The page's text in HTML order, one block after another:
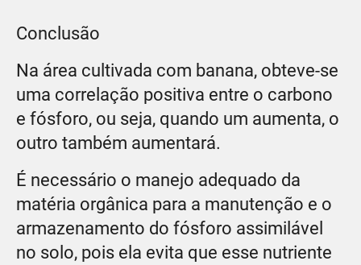
Conclusão
Na área cultivada com banana, obteve-se
uma correlação positiva entre o carbono
e fósforo, ou seja, quando um aumenta, o
outro também aumentará.
É necessário o manejo adequado da
matéria orgânica para a manutenção e o
armazenamento do fósforo assimilável
no solo, pois ela evita que esse nutriente